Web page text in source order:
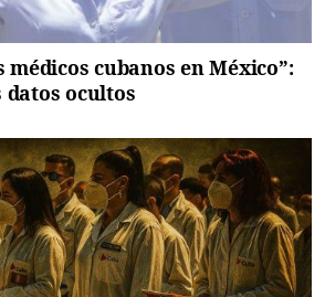
médicos cubanos en México”:
datos ocultos